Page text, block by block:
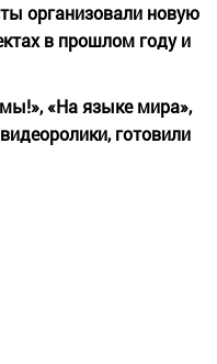
организовали новую
в прошлом году и
«На языке мира»,
готовили